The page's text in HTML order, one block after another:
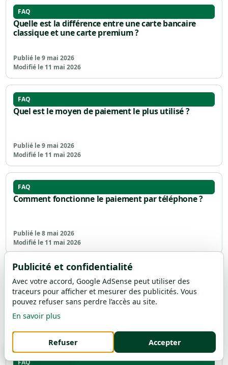
FAQ
Quelle est la différence entre une carte bancaire
classique et une carte premium ?
Publié le 9 mai 2026
Modifié le 11 mai 2026
FAQ
Quel est le moyen de paiement le plus utilisé ?
Publié le 9 mai 2026
Modifié le 11 mai 2026
FAQ
Comment fonctionne le paiement par téléphone ?
Publié le 8 mai 2026
Modifié le 11 mai 2026
Comment fonctionne le prélèvement SEPA
interentreprises ?
Publié le 8 mai 2026
Modifié le 11 mai 2026
FAQ
Préférences cookies
Publicité et confidentialité
Avec votre accord, Google AdSense peut utiliser des
traceurs pour afficher et mesurer des publicités. Vous
pouvez refuser sans perdre l’accès au site.
En savoir plus
Refuser Accepter